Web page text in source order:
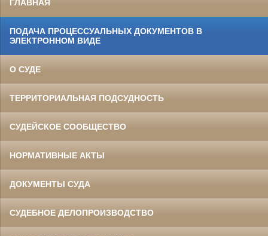
ГЛАВНАЯ
ПОДАЧА ПРОЦЕССУАЛЬНЫХ ДОКУМЕНТОВ В
ЭЛЕКТРОННОМ ВИДЕ
О СУДЕ
ТЕРРИТОРИАЛЬНАЯ ПОДСУДНОСТЬ
СУДЕЙСКОЕ СООБЩЕСТВО
НОРМАТИВНЫЕ АКТЫ
ДОКУМЕНТЫ СУДА
СУДЕБНОЕ ДЕЛОПРОИЗВОДСТВО